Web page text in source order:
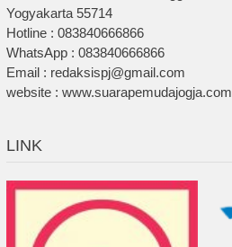
Yogyakarta 55714
Hotline : 083840666866
WhatsApp : 083840666866
Email : redaksispj@gmail.com
website : www.suarapemudajogja.com
LINK